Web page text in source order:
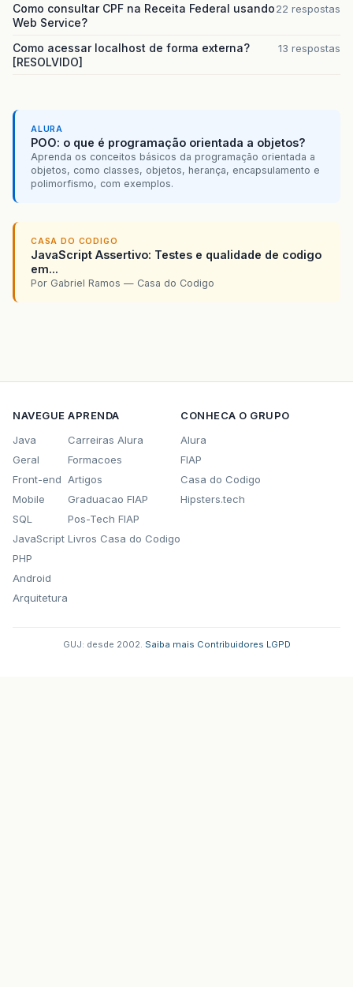
Como consultar CPF na Receita Federal usando
Web Service?
22 respostas
Como acessar localhost de forma externa?
[RESOLVIDO]
13 respostas
ALURA
POO: o que é programação orientada a objetos?
Aprenda os conceitos básicos da programação orientada a
objetos, como classes, objetos, herança, encapsulamento e
polimorfismo, com exemplos.
CASA DO CODIGO
JavaScript Assertivo: Testes e qualidade de codigo
em...
Por Gabriel Ramos — Casa do Codigo
NAVEGUE
Java
Geral
Front-end
Mobile
SQL
JavaScript
PHP
Android
Arquitetura
APRENDA
Carreiras Alura
Formacoes
Artigos
Graduacao FIAP
Pos-Tech FIAP
Livros Casa do Codigo
CONHECA O GRUPO
Alura
FIAP
Casa do Codigo
Hipsters.tech
GUJ: desde 2002. Saiba mais Contribuidores LGPD